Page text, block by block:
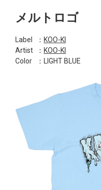
メルトロゴ
Label ： KOO-KI
Artist
： KOO-KI
Color
：LIGHT BLUE